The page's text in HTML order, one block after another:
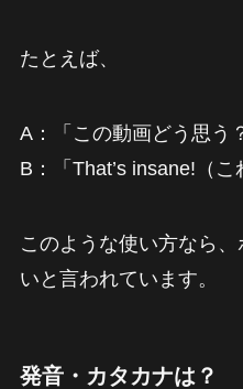
たとえば、
A：「この動画どう思う
B：「That’s insane!（こ
このような使い方なら
いと言われています。
発音・カタカナは？